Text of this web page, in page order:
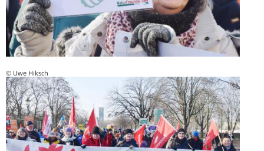
© Uwe Hiksch